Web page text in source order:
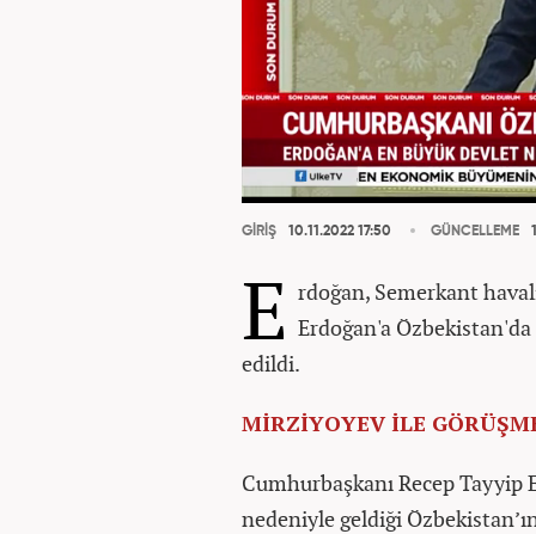
GİRİŞ 10.11.2022 17:50 GÜNCELLEME
E rdoğan, Semerkant
Erdoğan'a
edildi.
MİRZİYOYEV İLE
Cumhurbaşkanı Recep
nedeniyle geldiği